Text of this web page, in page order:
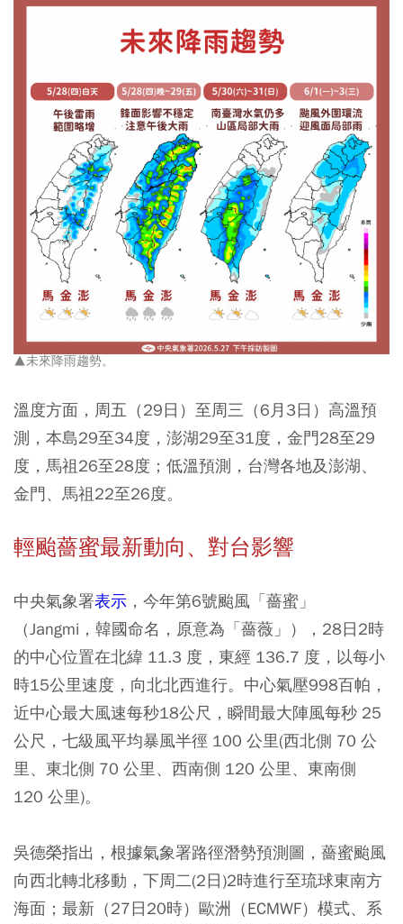
▲未來降雨趨勢。
溫度方面，周五（29日）至周三（6月3日）高溫預
測，本島29至34度，澎湖29至31度，金門28至29
度，馬祖26至28度；低溫預測，台灣各地及澎湖、
金門、馬祖22至26度。
輕颱薔蜜最新動向、對台影響
中央氣象署表示 ，今年第6號颱風「薔蜜」
（Jangmi，韓國命名，原意為「薔薇」），28日2時
的中心位置在北緯 11.3 度，東經 136.7 度，以每小
時15公里速度，向北北西進行。中心氣壓998百帕，
近中心最大風速每秒18公尺，瞬間最大陣風每秒 25
公尺，七級風平均暴風半徑 100 公里(西北側 70 公
里、東北側 70 公里、西南側 120 公里、東南側
120 公里)。
吳德榮指出，根據氣象署路徑潛勢預測圖，薔蜜颱風
向西北轉北移動，下周二(2日)2時進行至琉球東南方
海面；最新（27日20時）歐洲（ECMWF）模式、系